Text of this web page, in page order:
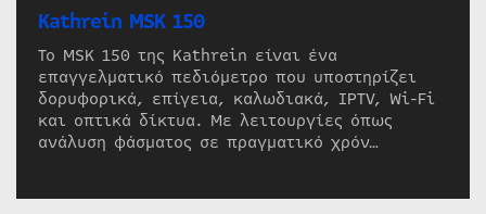
Kathrein MSK 150
Το MSK 150 της Kathrein είναι ένα
επαγγελματικό πεδιόμετρο που υποστηρίζει
δορυφορικά, επίγεια, καλωδιακά, IPTV, Wi-Fi
και οπτικά δίκτυα. Με λειτουργίες όπως
ανάλυση φάσματος σε πραγματικό χρόν…